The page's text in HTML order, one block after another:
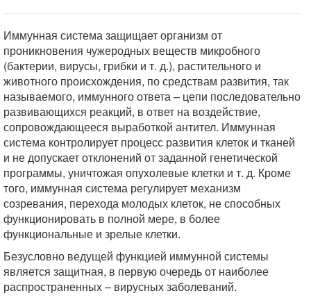
Иммунная система защищает организм от
проникновения чужеродных веществ микробного
(бактерии, вирусы, грибки и т. д.), растительного и
животного происхождения, по средствам развития, так
называемого, иммунного ответа – цепи последовательно
развивающихся реакций, в ответ на воздействие,
сопровождающееся выработкой антител. Иммунная
система контролирует процесс развития клеток и тканей
и не допускает отклонений от заданной генетической
программы, уничтожая опухолевые клетки и т. д. Кроме
того, иммунная система регулирует механизм
созревания, перехода молодых клеток, не способных
функционировать в полной мере, в более
функциональные и зрелые клетки.
Безусловно ведущей функцией иммунной системы
является защитная, в первую очередь от наиболее
распространенных – вирусных заболеваний.